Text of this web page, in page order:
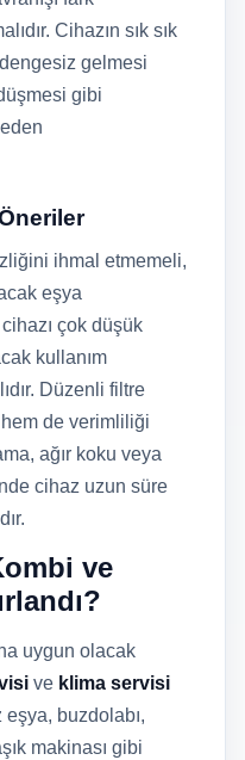
Cihazın sık sık
gelmesi
gibi
ihmal etmemeli,
eşya
çok düşük
kullanım
Düzenli filtre
hem de verimliliği
ağır koku veya
cihaz uzun süre
ve
uygun olacak
ve klima servisi
eşya, buzdolabı,
makinası gibi